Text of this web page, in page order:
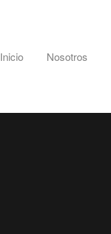
Inicio Nosotros